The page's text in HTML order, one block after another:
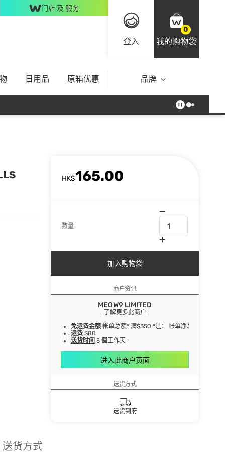
门店 及 服务
登入
0
我的购物袋
日用品 原箱优惠 品牌
HK$165.00
数量
加入购物袋
商户资讯
MEOW9 LIMITED
了解更多此商户
免运费金额 帐单总额* 满$350 *注： 帐单净总额指扣除
运费 $80
送货时间 5 個工作天
进入此商户页面
送货方式
送货到府
送货方式